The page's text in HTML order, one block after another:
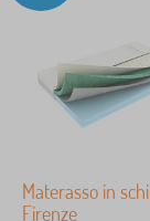
Materasso in
Firenze